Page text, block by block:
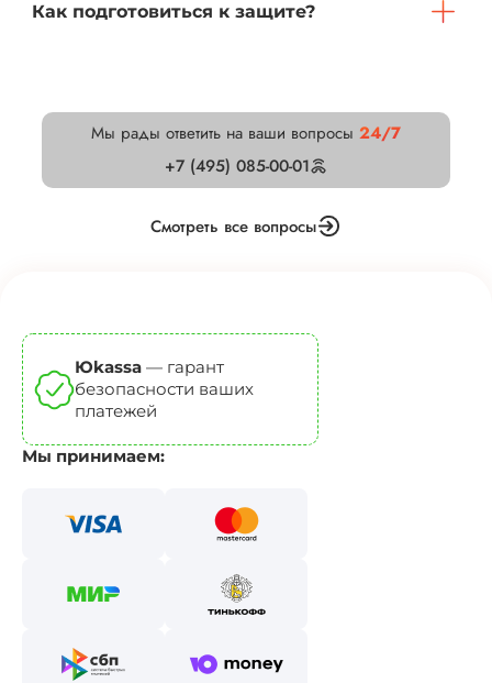
Как подготовиться к защите?
Мы рады ответить на ваши вопросы 24/7
+7 (495) 085-00-01
Смотреть все вопросы
Юkassa — гарант
безопасности ваших
платежей
Мы принимаем: